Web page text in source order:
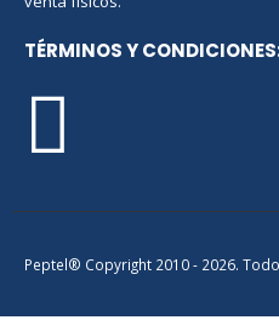
TÉRMINOS Y CONDICIONES
Peptel® Copyright 2010 - 2026.